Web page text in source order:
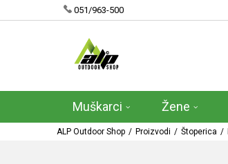
051/963-500
Muškarci Žene
ALP Outdoor Shop Proizvodi Štoperica